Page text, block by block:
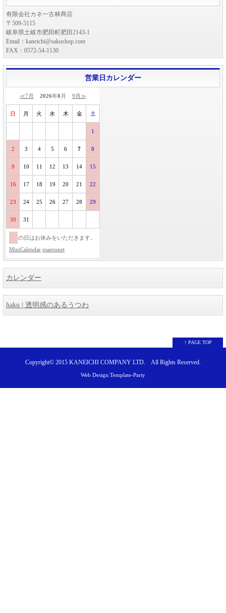
有限会社カネ一古林商店
〒509-5115
岐阜県土岐市肥田町肥田2143-1
Email：kaneichi@sakushop.com
FAX：0572-54-1130
営業日カレンダー
≪7月 2026年8 月 9月≫
日 月 火 水 木 金 土
1
2 3 4 5 6 7 8
9 10 11 12 13 14 15
16 17 18 19 20 21 22
23 24 25 26 27 28 29
30 31
の日はお休みをいただきます。
MiniCalendar osaerunet
カレンダー
haku | 透明感のあるうつわ
↑ PAGE TOP
Copyright© 2015 KANEICHI COMPANY LTD. All Rights Reserved.
Web Design:Template-Party